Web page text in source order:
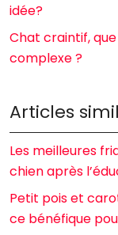
idée?
Chat craintif,
complexe ?
Articles
Les meilleures
chien après
Petit pois et
ce bénéfique